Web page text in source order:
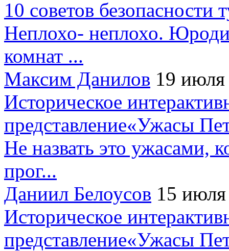
10 советов безопасности
Неплохо- неплохо.
комнат ...
Максим Данилов 19
Историческое
представление«Ужасы
Не назвать это ужасами,
прог...
Даниил Белоусов 15
Историческое
представление«Ужасы